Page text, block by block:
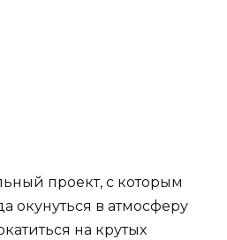
проект, с которым
окунуться в атмосферу
на крутых